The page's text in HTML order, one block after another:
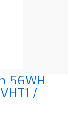
56WH
/